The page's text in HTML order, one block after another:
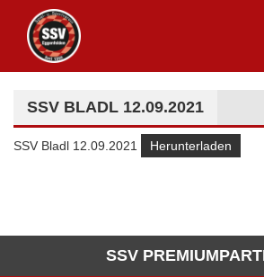
SSV BLADL 12.09.2021
SSV Bladl 12.09.2021 Herunterladen
SSV